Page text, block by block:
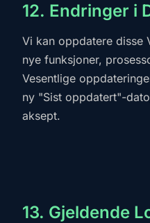
12. Endringer i
Vi kan oppdatere disse
nye funksjoner,
Vesentlige
ny "Sist oppdatert"-
aksept.
13. Gjeldende